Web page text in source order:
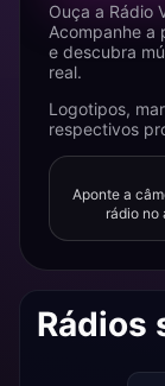
Ouça a Rádio
Acompanhe a
e descubra
real.
Logotipos,
respectivos
Aponte a
rádio no
Rádios